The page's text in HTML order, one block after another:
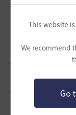
This website
We recommend
Go
0
0
3
ドーサやソ
821